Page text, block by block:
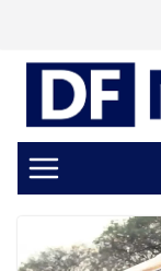
conteúdo